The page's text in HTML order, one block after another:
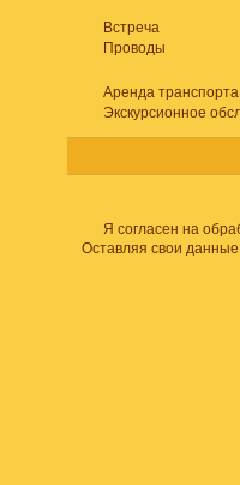
Встреча
Проводы
Аренда транспорта
Экскурсионное
Я согласен на
Оставляя свои